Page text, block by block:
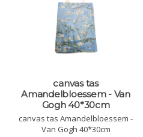
canvas tas
Amandelbloessem - Van
Gogh 40*30cm
canvas tas Amandelbloessem -
Van Gogh 40*30cm